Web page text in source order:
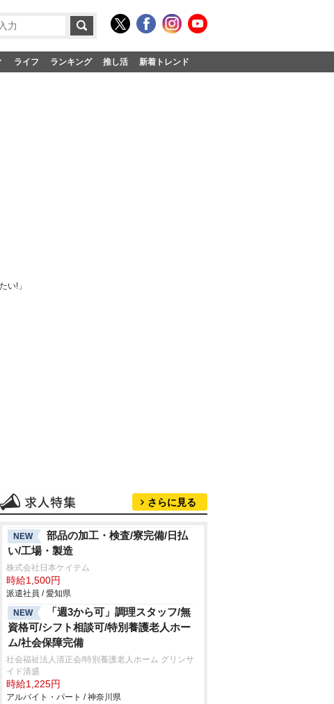
ライフ ランキング 推し活 新着トレンド
い!」
さらに見る
NEW
部品の加工・検査/寮完備/日払
い/工場・製造
株式会社日本ケイテム
時給1,500円
派遣社員 / 愛知県
NEW
「週3から可」調理スタッフ/無
資格可/シフト相談可/特別養護老人ホー
ム/社会保障完備
社会福祉法人清正会/特別養護老人ホーム グリンサ
イド清盛
時給1,225円
アルバイト・パート / 神奈川県